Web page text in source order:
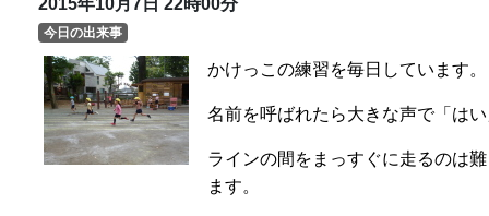
運動会の練習（３歳児わかば組）
2015年10月7日21時59分
今日の出来事
めています。